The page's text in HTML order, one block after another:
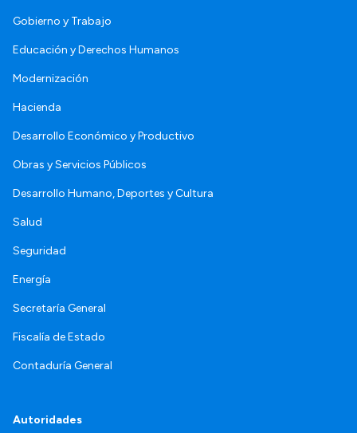
Gobierno y Trabajo
Educación y Derechos Humanos
Modernización
Hacienda
Desarrollo Económico y Productivo
Obras y Servicios Públicos
Desarrollo Humano, Deportes y Cultura
Salud
Seguridad
Energía
Secretaría General
Fiscalía de Estado
Contaduría General
Autoridades